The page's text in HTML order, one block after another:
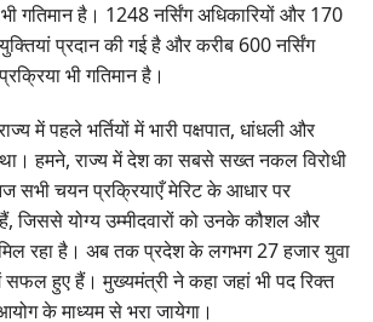
गतिमान है। 1248 नर्सिंग अधिकारियों और 170
प्रदान की गई है और करीब 600 नर्सिंग
भी गतिमान है।
में पहले भर्तियों में भारी पक्षपात, धांधली और
हमने, राज्य में देश का सबसे सख्त नकल विरोधी
सभी चयन प्रक्रियाएँ मेरिट के आधार पर
जिससे योग्य उम्मीदवारों को उनके कौशल और
मिल रहा है। अब तक प्रदेश के लगभग 27 हजार युवा
सफल हुए हैं। मुख्यमंत्री ने कहा जहां भी पद रिक्त
के माध्यम से भरा जायेगा।